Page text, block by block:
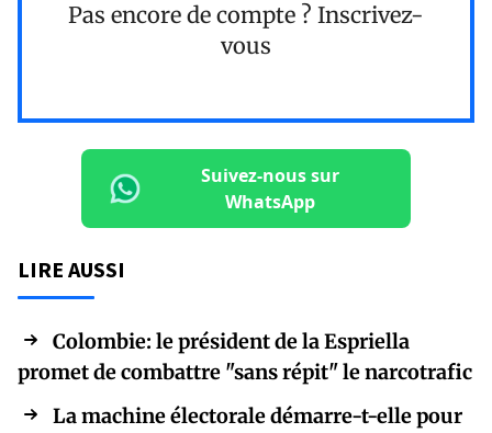
Pas encore de compte ? Inscrivez-
vous
Suivez-nous sur
WhatsApp
LIRE AUSSI
Colombie: le président de la Espriella
promet de combattre "sans répit" le narcotrafic
La machine électorale démarre-t-elle pour